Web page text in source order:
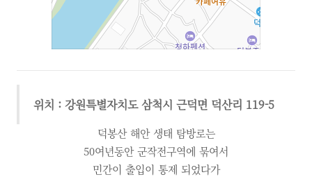
위치 : 강원특별자치도 삼척시 근덕면 덕산리 119-5
덕봉산 해안 생태 탐방로는
50여년동안 군작전구역에 묶여서
민간이 출입이 통제 되었다가